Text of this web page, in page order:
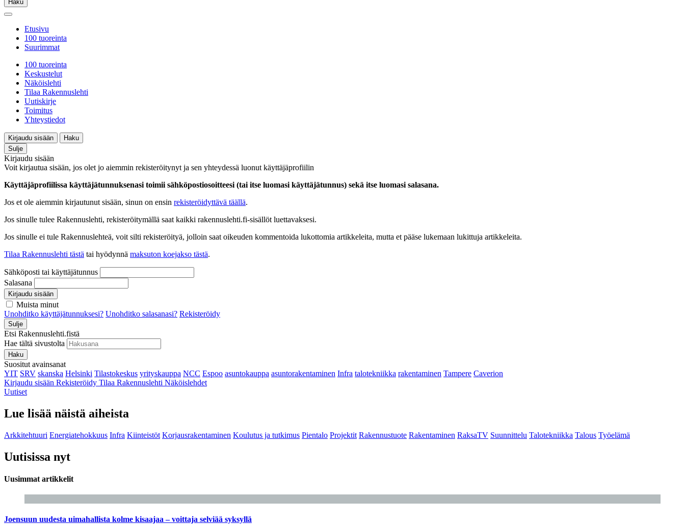
Haku
Etusivu
100 tuoreinta
Suurimmat
100 tuoreinta
Keskustelut
Näköislehti
Tilaa Rakennuslehti
Uutiskirje
Toimitus
Yhteystiedot
Kirjaudu sisään
Haku
Sulje
Kirjaudu sisään
Voit kirjautua sisään, jos olet jo aiemmin rekisteröitynyt ja sen yhteydessä luonut käyttäjäprofiilin
Käyttäjäprofiilissa käyttäjätunnuksenasi toimii sähköpostiosoitteesi (tai itse luomasi käyttäjätunnus) sekä itse luomasi salasana.
Jos et ole aiemmin kirjautunut sisään, sinun on ensin rekisteröidyttävä täällä.
Jos sinulle tulee Rakennuslehti, rekisteröitymällä saat kaikki rakennuslehti.fi-sisällöt luettavaksesi.
Jos sinulle ei tule Rakennuslehteä, voit silti rekisteröityä, jolloin saat oikeuden kommentoida lukottomia artikkeleita, mutta et pääse lukemaan lukittuja artikkeleita.
Tilaa Rakennuslehti tästä tai hyödynnä maksuton koejakso tästä.
Sähköposti tai käyttäjätunnus
Salasana
Kirjaudu sisään
Muista minut
Unohditko käyttäjätunnuksesi? Unohditko salasanasi? Rekisteröidy
Sulje
Etsi Rakennuslehti.fistä
Hae tältä sivustolta
Haku
Suositut avainsanat
YIT SRV skanska Helsinki Tilastokeskus yrityskauppa NCC Espoo asuntokauppa asuntorakentaminen Infra talotekniikka rakentaminen Tampere Caverion
Kirjaudu sisään Rekisteröidy Tilaa Rakennuslehti Näköislehdet
Uutiset
Lue lisää näistä aiheista
Arkkitehtuuri Energiatehokkuus Infra Kiinteistöt Korjausrakentaminen Koulutus ja tutkimus Pientalo Projektit Rakennustuote Rakentaminen RaksaTV Suunnittelu Talotekniikka Talous Työelämä
Uutisissa nyt
Uusimmat artikkelit
Joensuun uudesta uimahallista kolme kisaajaa – voittaja selviää syksyllä